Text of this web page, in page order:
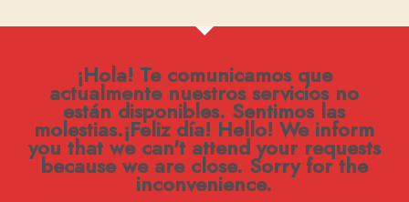
¡Hola! Te comunicamos que
actualmente nuestros servicios no
están disponibles. Sentimos las
molestias.¡Feliz día! Hello! We inform
you that we can't attend your requests
because we are close. Sorry for the
inconvenience.